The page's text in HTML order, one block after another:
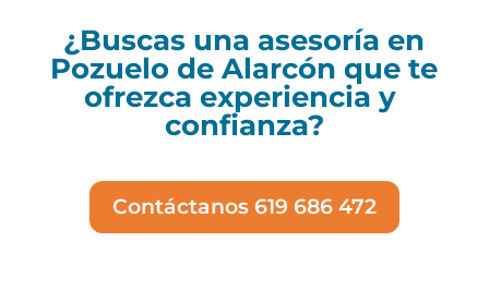
¿Buscas una asesoría en
Pozuelo de Alarcón que te
ofrezca experiencia y
confianza?
Contáctanos 619 686 472